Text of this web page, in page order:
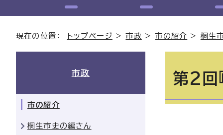
現在の位置： トップページ >市政 >市の紹介 > 桐生
第2回
市政
市の紹介
桐生市史の編さん